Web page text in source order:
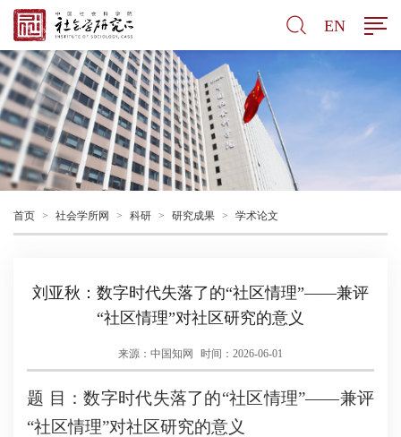
EN
首页 > 社会学所网 > 科研 > 研究成果 > 学术论文
刘亚秋：数字时代失落了的“社区情理”——兼评
“社区情理”对社区研究的意义
来源：中国知网 时间：2026-06-01
题 目：数字时代失落了的“社区情理”——兼评
“社区情理”对社区研究的意义